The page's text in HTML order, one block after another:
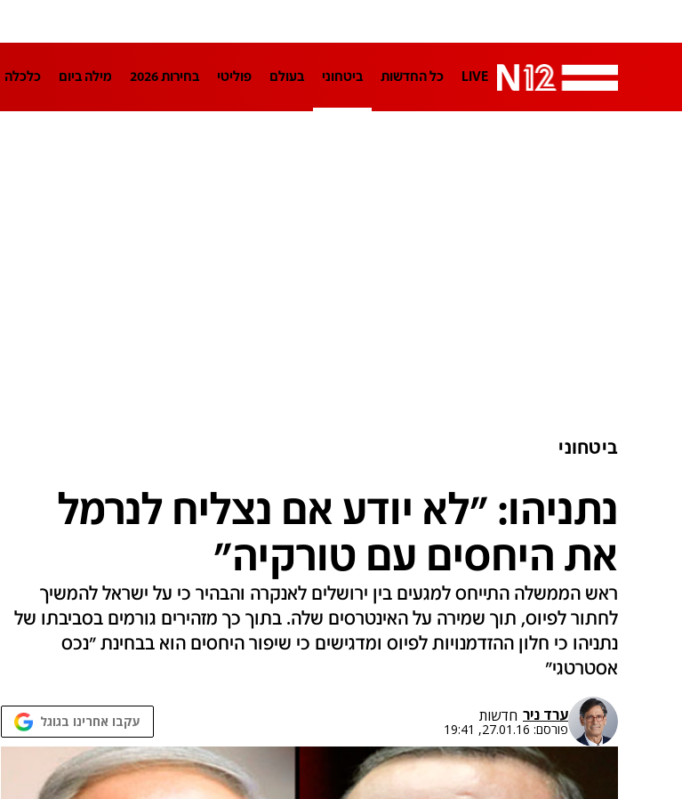
LIVE כל החדשות ביטחוני בעולם פוליטי בחירות 2026 מילה ביום כלכלה
ביטחוני
נתניהו: "לא יודע אם נצליח לנרמל
את היחסים עם טורקיה"
ראש הממשלה התייחס למגעים בין ירושלים לאנקרה והבהיר כי על ישראל להמשיך
לחתור לפיוס, תוך שמירה על האינטרסים שלה. בתוך כך מזהירים גורמים בסביבתו של
נתניהו כי חלון ההזדמנויות לפיוס ומדגישים כי שיפור היחסים הוא בבחינת "נכס
אסטרטגי"
ערד ניר חדשות
פורסם: 27.01.16, 19:41 עקבו אחרינו בגוגל